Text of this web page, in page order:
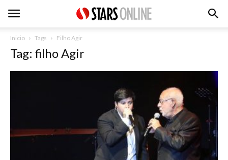
Inicio Tags Filho Agir
Tag: filho Agir